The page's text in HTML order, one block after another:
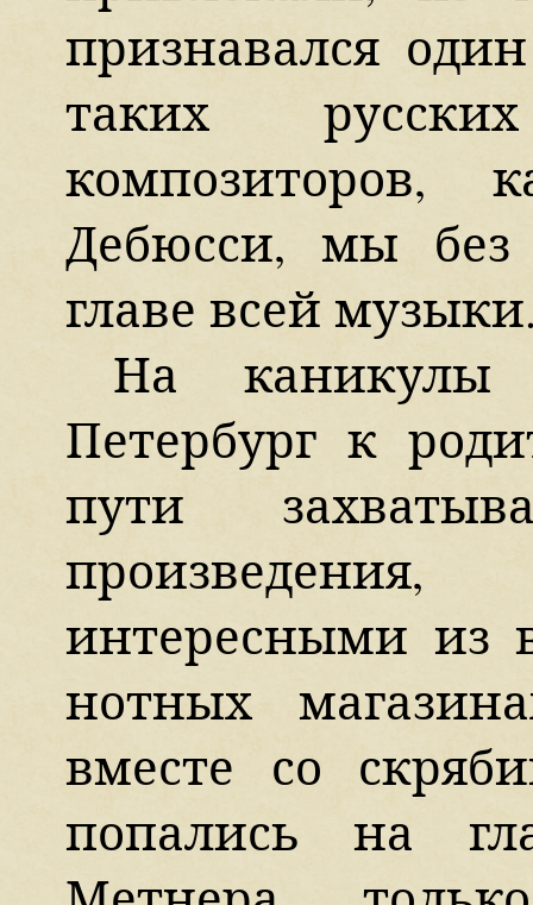
признавался
таких
композиторов,
Дебюсси, мы без
главе всей
На
Петербург к
пути
интересными из
нотных
вместе со
попались на